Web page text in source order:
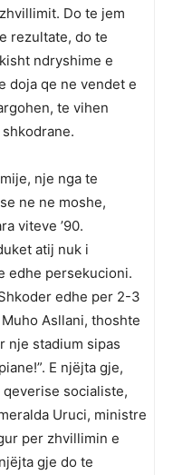
Do te jem
rezultate, do te
ndryshime e
doja qe ne vendet e
te vihen
nje nga te
ne ne moshe,
viteve ’90.
atij nuk i
edhe persekucioni.
edhe per 2-3
Asllani, thoshte
nje stadium sipas
E njëjta gje,
socialiste,
Uruci, ministre
per zhvillimin e
gje do te